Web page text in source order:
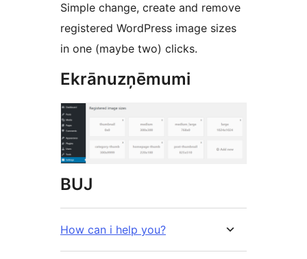
Simple change, create and remove
registered WordPress image sizes
in one (maybe two) clicks.
Ekrānuzņēmumi
BUJ
How can i help you?